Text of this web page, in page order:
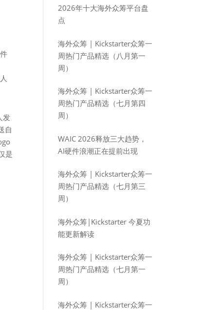
发
自
是
2026年十大海外众筹平台盘
点
海外众筹 | Kickstarter众筹一
周热门产品精选（八月第一
周）
海外众筹 | Kickstarter众筹一
周热门产品精选（七月第四
周）
WAIC 2026释放三大趋势，
AI硬件浪潮正在提前出现
海外众筹 | Kickstarter众筹一
周热门产品精选（七月第三
周）
海外众筹|Kickstarter 今夏功
能更新解读
海外众筹 | Kickstarter众筹一
周热门产品精选（七月第一
周）
海外众筹 | Kickstarter众筹一